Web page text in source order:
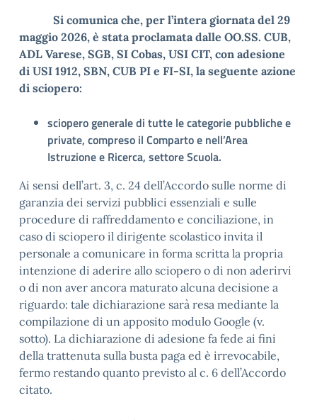
Si comunica che, per l’intera giornata del 29
maggio 2026, è stata proclamata dalle OO.SS. CUB,
ADL Varese, SGB, SI Cobas, USI CIT, con adesione
di USI 1912, SBN, CUB PI e FI-SI, la seguente azione
di sciopero:
sciopero generale di tutte le categorie pubbliche e
private, compreso il Comparto e nell’Area
Istruzione e Ricerca, settore Scuola.
Ai sensi dell’art. 3, c. 24 dell’Accordo sulle norme di
garanzia dei servizi pubblici essenziali e sulle
procedure di raffreddamento e conciliazione, in
caso di sciopero il dirigente scolastico invita il
personale a comunicare in forma scritta la propria
intenzione di aderire allo sciopero o di non aderirvi
o di non aver ancora maturato alcuna decisione a
riguardo: tale dichiarazione sarà resa mediante la
compilazione di un apposito modulo Google (v.
sotto). La dichiarazione di adesione fa fede ai fini
della trattenuta sulla busta paga ed è irrevocabile,
fermo restando quanto previsto al c. 6 dell’Accordo
citato.